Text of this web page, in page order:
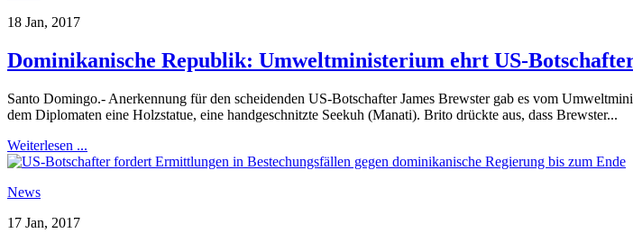
18 Jan, 2017
Dominikanische Republik: Umweltministerium ehrt US-
Santo Domingo.- Anerkennung für den scheidenden US-Botschafter James Brewster gab es vom
dem Diplomaten eine Holzstatue, eine handgeschnitzte Seekuh (Manati). Brito drückte aus, dass Brewster...
Weiterlesen ...
News
17 Jan, 2017